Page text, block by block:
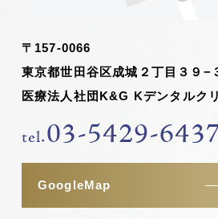
〒157-0066
東京都世田谷区成城２丁目３９−
医療法人社団K&G Kデンタルク
tel.03-5429-
GoogleMap